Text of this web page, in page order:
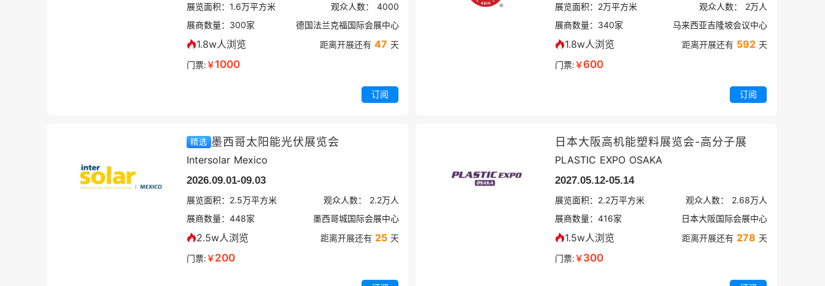
展览面积： 1.6万平方米 观众人数： 4000
展商数量： 300家 德国法兰克福国际会展中心
1.8w人浏览 距离开展还有 47 天
门票:￥1000
订阅
展览面积： 2万平方米 观众人数： 2万人
展商数量： 340家 马来西亚吉隆坡会议中心
1.8w人浏览 距离开展还有 592 天
门票:￥600
订阅
精选 墨西哥太阳能光伏展览会
Intersolar Mexico
2026.09.01-09.03
展览面积： 2.5万平方米 观众人数： 2.2万人
展商数量： 448家 墨西哥城国际会展中心
2.5w人浏览 距离开展还有 25 天
门票:￥200
日本大阪高机能塑料展览会-高分子展
PLASTIC EXPO OSAKA
2027.05.12-05.14
展览面积： 2.2万平方米 观众人数： 2.68万人
展商数量： 416家 日本大阪国际会展中心
1.5w人浏览 距离开展还有 278 天
门票:￥300